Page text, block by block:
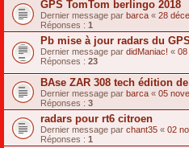
GPS TomTom berlingo 2018
Dernier message par barca « 28
Réponses : 1
Pb mise à jour radars du
Dernier message par didManiac! « 08
Réponses : 23
BAse ZAR 308 tech édition
Dernier message par barca « 05
Réponses : 3
radars pour rt6 citroen
Dernier message par chant35 « 02
Réponses : 1